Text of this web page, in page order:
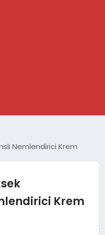
Nemlendirici Krem
Krem